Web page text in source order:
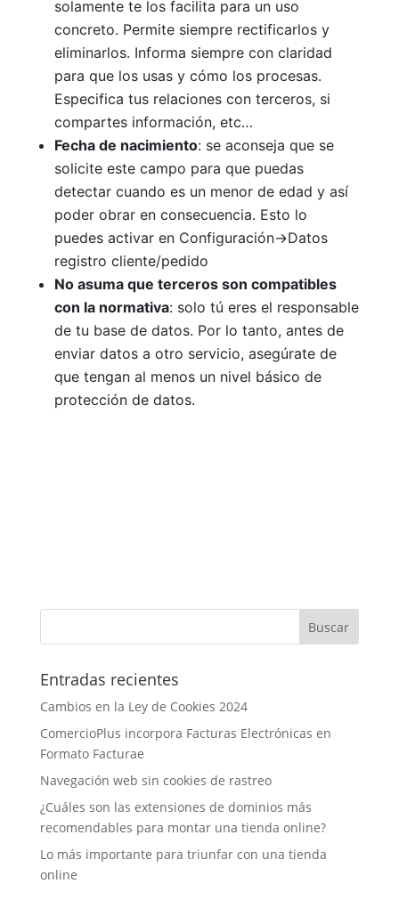
solamente te los facilita para un uso
concreto. Permite siempre rectificarlos y
eliminarlos. Informa siempre con claridad
para que los usas y cómo los procesas.
Especifica tus relaciones con terceros, si
compartes información, etc…
Fecha de nacimiento: se aconseja que se
solicite este campo para que puedas
detectar cuando es un menor de edad y así
poder obrar en consecuencia. Esto lo
puedes activar en Configuración->Datos
registro cliente/pedido
No asuma que terceros son compatibles
con la normativa: solo tú eres el responsable
de tu base de datos. Por lo tanto, antes de
enviar datos a otro servicio, asegúrate de
que tengan al menos un nivel básico de
protección de datos.
Entradas recientes
Cambios en la Ley de Cookies 2024
ComercioPlus incorpora Facturas Electrónicas en
Formato Facturae
Navegación web sin cookies de rastreo
¿Cuáles son las extensiones de dominios más
recomendables para montar una tienda online?
Lo más importante para triunfar con una tienda
online